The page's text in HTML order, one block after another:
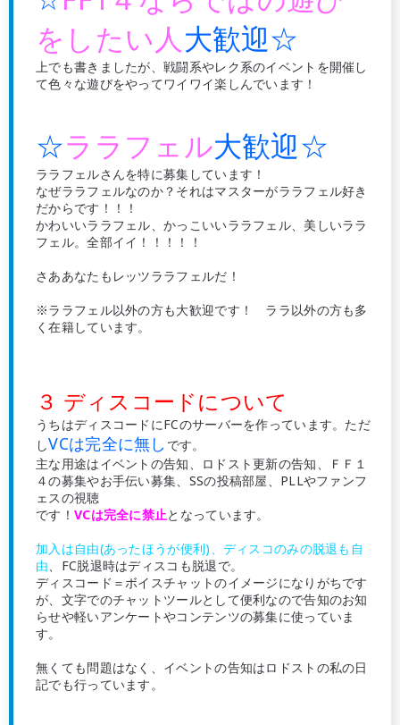
をしたい人大歓迎☆
上でも書きましたが、戦闘系やレク系のイベントを開催し
て色々な遊びをやってワイワイ楽しんでいます！
☆ララフェル大歓迎☆
ララフェルさんを特に募集しています！
なぜララフェルなのか？それはマスターがララフェル好き
だからです！！！
かわいいララフェル、かっこいいララフェル、美しいララ
フェル。全部イイ！！！！！
さああなたもレッツララフェルだ！
※ララフェル以外の方も大歓迎です！ ララ以外の方も多
く在籍しています。
３ ディスコードについて
うちはディスコードにFCのサーバーを作っています。ただ
しVCは完全に無し です。
主な用途はイベントの告知、ロドスト更新の告知、ＦＦ１
４の募集やお手伝い募集、SSの投稿部屋、PLLやファンフ
ェスの視聴
です！ VCは完全に禁止となっています。
加入は自由(あったほうが便利)、ディスコのみの脱退も自
由、FC脱退時はディスコも脱退で。
ディスコード＝ボイスチャットのイメージになりがちです
が、文字でのチャットツールとして便利なので告知のお知
らせや軽いアンケートやコンテンツの募集に使っていま
す。
無くても問題はなく、イベントの告知はロドストの私の日
記でも行っています。